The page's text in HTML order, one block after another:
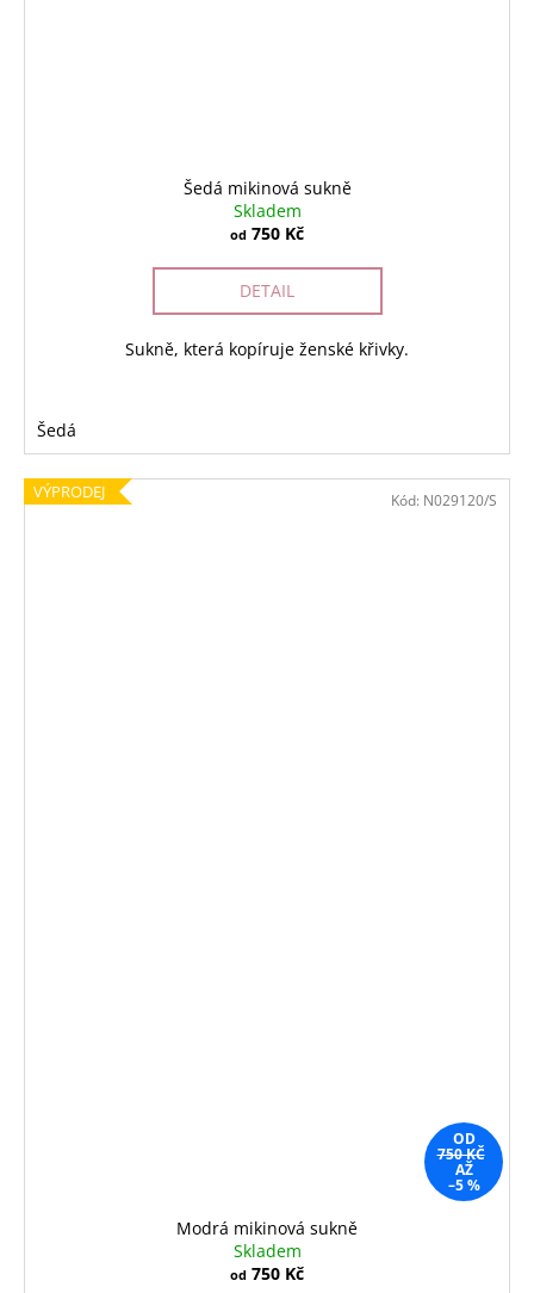
Šedá mikinová sukně
Skladem
od 750 Kč
DETAIL
Sukně, která kopíruje ženské křivky.
Šedá
VÝPRODEJ
OD
750 KČ
AŽ
–5 %
Modrá mikinová sukně
Skladem
od 750 Kč
Kód: N029120/S